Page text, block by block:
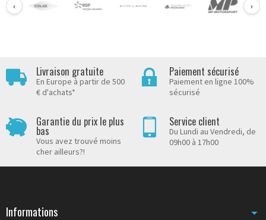
‹ ›
Livraison gratuite
En Europe à partir de 500
€ d'achats*
Paiement sécurisé
Paiement en ligne 100%
sécurisé
Garantie du prix le plus
bas
Vous avez trouvé moins
cher ailleurs?!
Service client
Du Lundi au Vendredi, de
09h00 à 17h00
Informations